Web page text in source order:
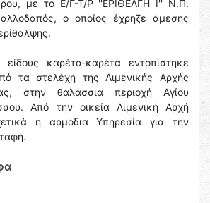
με το Ε/Γ-Τ/Ρ ''ΕΡΙΘΕΛΓΗ Ι'' Ν.Π.
ο οποίος έχρηζε άμεσης
καρέτα-καρέτα εντοπίστηκε
τα στελέχη της Λιμενικής Αρχής
στην θαλάσσια περιοχή Αγίου
Από την οικεία Λιμενική Αρχή
η αρμόδια Υπηρεσία για την